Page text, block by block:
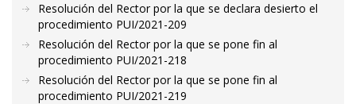
Resolución del Rector por la que se declara desierto el
procedimiento PUI/2021-209
Resolución del Rector por la que se pone fin al
procedimiento PUI/2021-218
Resolución del Rector por la que se pone fin al
procedimiento PUI/2021-219